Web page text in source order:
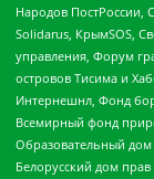
Народов ПостРоссии,
Solidarus, КрымSOS,
управления, Форум
островов Тисима и
Интернешнл, Фонд
Всемирный фонд
Образовательный
Белорусский дом